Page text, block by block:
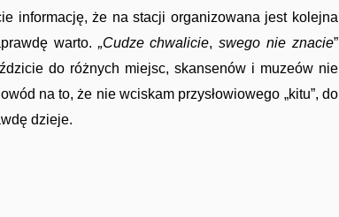
informację, że na stacji organizowana jest kolejna
warto. „Cudze chwalicie,swego nie znacie”
do różnych miejsc, skansenów i muzeów nie
na to, że nie wciskam przysłowiowego „kitu”, do
dzieje.